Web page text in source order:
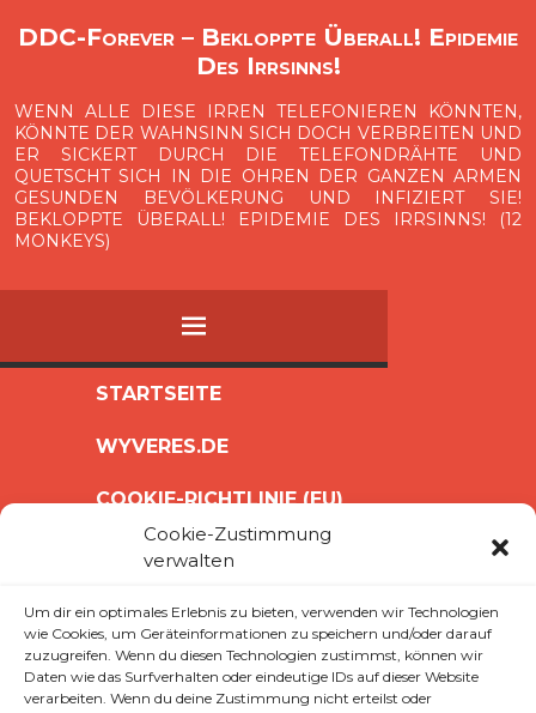
Cookie-Zustimmung
verwalten
Um dir ein optimales Erlebnis zu bieten, verwenden wir Technologien
wie Cookies, um Geräteinformationen zu speichern und/oder darauf
zuzugreifen. Wenn du diesen Technologien zustimmst, können wir
Daten wie das Surfverhalten oder eindeutige IDs auf dieser Website
verarbeiten. Wenn du deine Zustimmung nicht erteilst oder
DDC-Forever – Bekloppte Überall! Epidemie
Des Irrsinns!
WENN ALLE DIESE IRREN TELEFONIEREN KÖNNTEN,
KÖNNTE DER WAHNSINN SICH DOCH VERBREITEN UND
ER SICKERT DURCH DIE TELEFONDRÄHTE UND
QUETSCHT SICH IN DIE OHREN DER GANZEN ARMEN
GESUNDEN BEVÖLKERUNG UND INFIZIERT SIE!
BEKLOPPTE ÜBERALL! EPIDEMIE DES IRRSINNS! (12
MONKEYS)
MENÜ
SPRINGEN
STARTSEITE
WYVERES.DE
COOKIE-RICHTLINIE (EU)
IMPRESSUM
früher Abend!
What?